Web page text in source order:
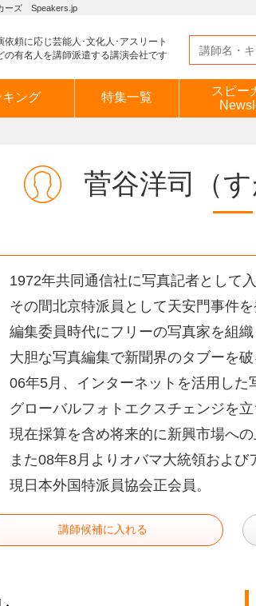
ーズ Speakers.jp
依頼に応じ芸能人･文化人･アスリート
の有名人を講師派遣する講演会社です
ング 特集一覧
スピー
菅谷洋司 （
1972年共同通信社に写真記者として
その間北京特派員として天安門事件
編集委員時代にフリーの写真家を組
大胆な写真編集で新聞界のタブーを破
06年5月、インターネットを活用した
グローバルフォトエクスチェンジを立
現在採算を含め将来的に新興市場へ
また08年8月よりオバマ大統領および
現日本外国特派員協会正会員。
講師候補に入れる